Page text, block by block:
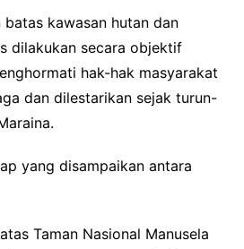
kawasan hutan dan
dilakukan secara objektif
hak-hak masyarakat
dan dilestarikan sejak turun-
yang disampaikan antara
Taman Nasional Manusela